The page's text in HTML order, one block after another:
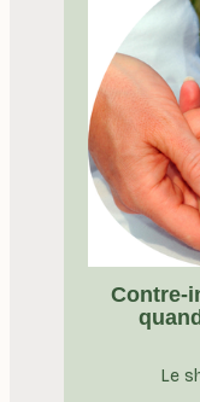
Contre-
Le